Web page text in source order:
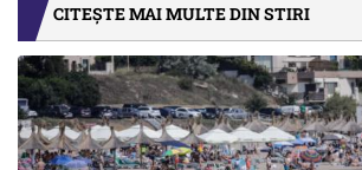
CITEȘTE MAI MULTE DIN STIRI